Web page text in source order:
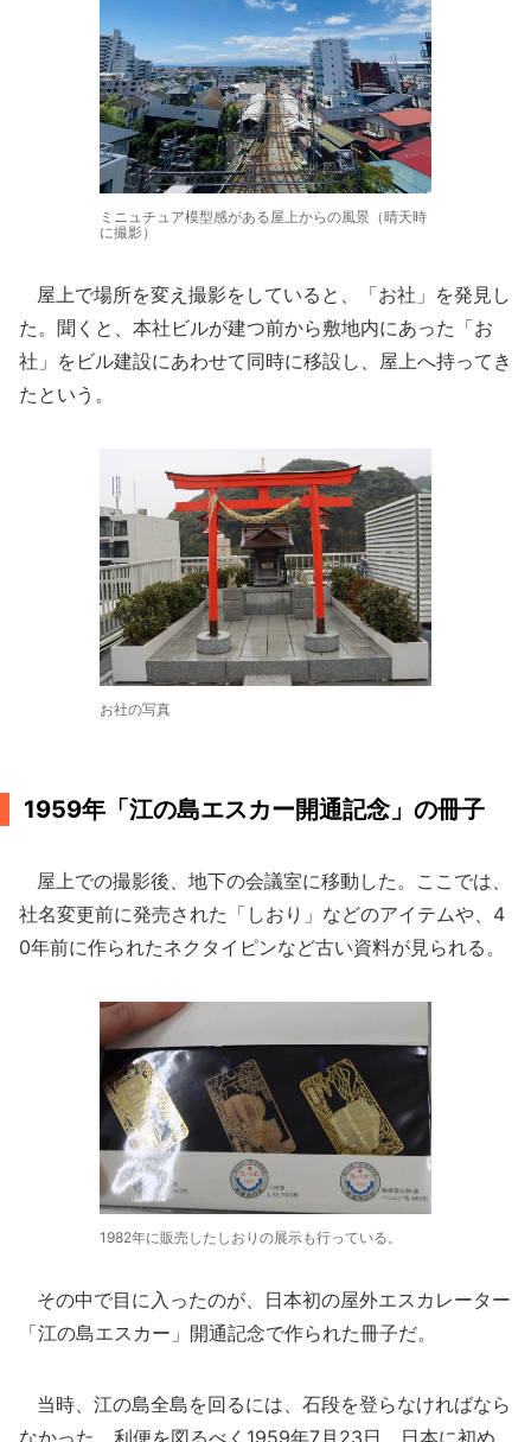
ミニュチュア模型感がある屋上からの風景（晴天時
に撮影）
屋上で場所を変え撮影をしていると、「お社」を発見し
た。聞くと、本社ビルが建つ前から敷地内にあった「お
社」をビル建設にあわせて同時に移設し、屋上へ持ってき
たという。
お社の写真
1959年「江の島エスカー開通記念」の冊子
屋上での撮影後、地下の会議室に移動した。ここでは、
社名変更前に発売された「しおり」などのアイテムや、4
0年前に作られたネクタイピンなど古い資料が見られる。
1982年に販売したしおりの展示も行っている。
その中で目に入ったのが、日本初の屋外エスカレーター
「江の島エスカー」開通記念で作られた冊子だ。
当時、江の島全島を回るには、石段を登らなければなら
なかった。利便を図るべく1959年7月23日、日本に初め